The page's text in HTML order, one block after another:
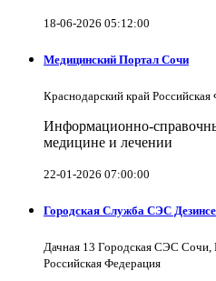
18-06-2026 05:12:00
Медицинский Портал Сочи
Краснодарский край Российская
Информационно-
медицине и лечении
22-01-2026 07:00:00
Городская Служба СЭС
Дачная 13 Городская СЭС Сочи,
Российская Федерация